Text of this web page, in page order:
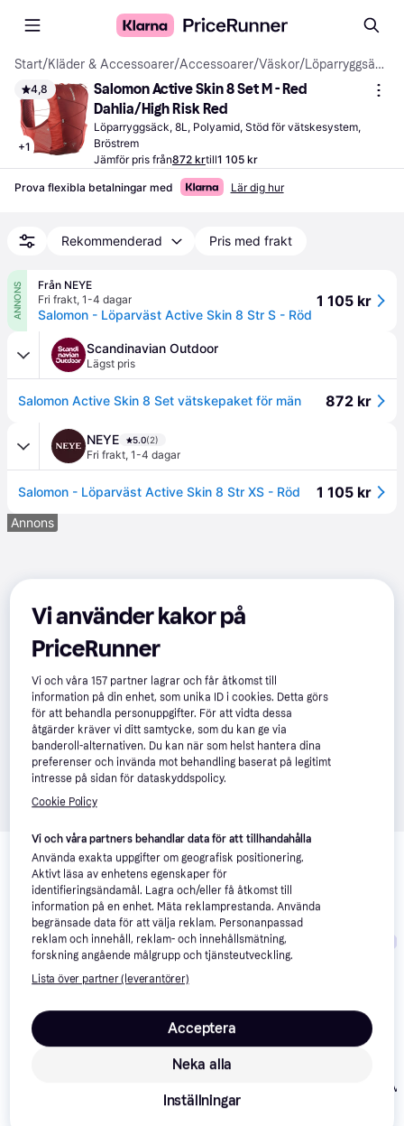
Start/Kläder & Accessoarer/Accessoarer/Väskor/ Löparryggsäckar
4,8
+1
Salomon Active Skin 8 Set M - Red
Dahlia/High Risk Red
Löparryggsäck, 8L, Polyamid, Stöd för vätskesystem,
Bröstrem
Jämför pris från872 krtill1 105 kr
Prova flexibla betalningar med Lär dig hur
Rekommenderad Pris med frakt
ANNONS
Från NEYE
Fri frakt, 1-4 dagar
Salomon - Löparväst Active Skin 8 Str S - Röd
1 105 kr
Scandinavian Outdoor
Lägst pris
Salomon Active Skin 8 Set vätskepaket för män 872 kr
NEYE 5.0(2)
Fri frakt, 1-4 dagar
Salomon - Löparväst Active Skin 8 Str XS - Röd 1 105 kr
Annons
Relaterade produkter
Vi har plockat fram ett urval av produkter som kanske skulle
intressera dig. Visa alla
Trendande
Salomon Adv Skin
Salomon
Vi använder kakor på
PriceRunner
Vi och våra157 partner lagrar och får åtkomst till
information på din enhet, som unika ID i cookies. Detta görs
för att behandla personuppgifter. För att vidta dessa
åtgärder kräver vi ditt samtycke, som du kan ge via
banderoll-alternativen. Du kan när som helst hantera dina
preferenser och invända mot behandling baserat på legitimt
intresse på sidan för dataskyddspolicy.
Cookie Policy
Vi och våra partners behandlar data för att tillhandahålla
Använda exakta uppgifter om geografisk positionering.
Aktivt läsa av enhetens egenskaper för
identifieringsändamål. Lagra och/eller få åtkomst till
information på en enhet. Mäta reklamprestanda. Använda
begränsade data för att välja reklam. Personanpassad
reklam och innehåll, reklam- och innehållsmätning,
forskning angående målgrupp och tjänsteutveckling.
Lista över partner (leverantörer)
Neka alla
Acceptera
Inställningar